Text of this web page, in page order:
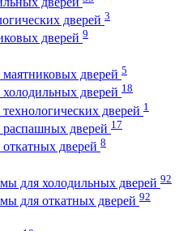
дверей 3
дверей 9
дверей 5
дверей 18
дверей 1
дверей 17
дверей 8
для холодильных дверей 92
для откатных дверей 92